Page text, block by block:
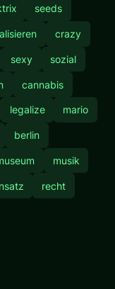
seeds
crazy
sexy sozial
cannabis
legalize mario
berlin
musik
recht